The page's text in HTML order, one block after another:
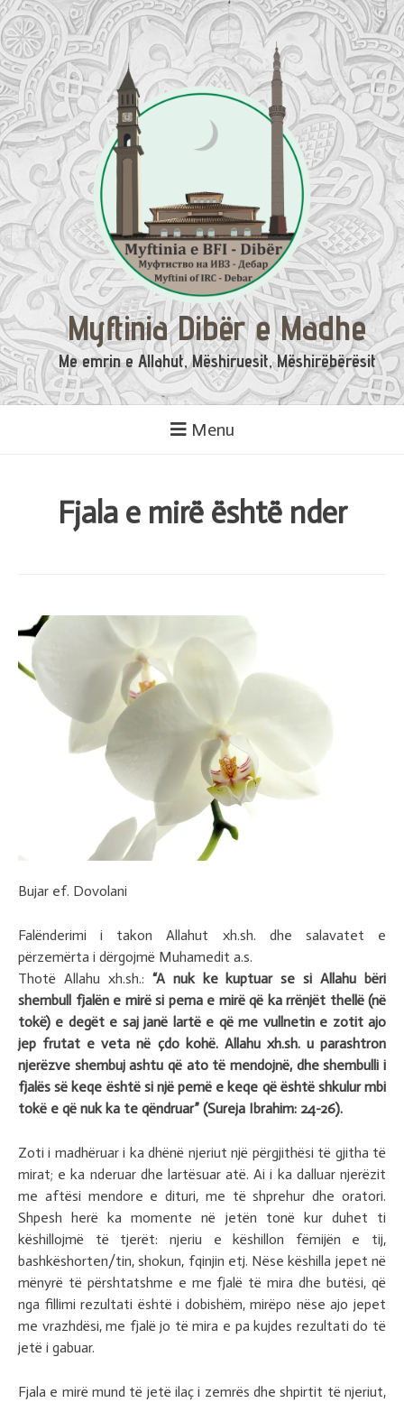
Skip
to
content
Myftinia Dibër e Madhe
Me emrin e Allahut, Mëshiruesit, Mëshirëbërësit
Menu
Fjala e mirë është nder
Bujar ef. Dovolani
Falënderimi i takon Allahut xh.sh. dhe salavatet e
përzemërta i dërgojmë Muhamedit a.s.
Thotë Allahu xh.sh.: “A nuk ke kuptuar se si Allahu bëri
shembull fjalën e mirë si pema e mirë që ka rrënjët thellë (në
tokë) e degët e saj janë lartë e që me vullnetin e zotit ajo
jep frutat e veta në çdo kohë.Allahu xh.sh. u parashtron
njerëzve shembuj ashtu që ato të mendojnë, dhe shembulli i
fjalës së keqe është si një pemë e keqe që është shkulur mbi
tokë e që nuk ka te qëndruar” (Sureja Ibrahim: 24-26).
Zoti i madhëruar i ka dhënë njeriut një përgjithësi të gjitha të
mirat; e ka nderuar dhe lartësuar atë. Ai i ka dalluar njerëzit
me aftësi mendore e dituri, me të shprehur dhe oratori.
Shpesh herë ka momente në jetën tonë kur duhet ti
këshillojmë të tjerët: njeriu e këshillon fëmijën e tij,
bashkëshorten/tin, shokun, fqinjin etj. Nëse këshilla jepet në
mënyrë të përshtatshme e me fjalë të mira dhe butësi, që
nga fillimi rezultati është i dobishëm, mirëpo nëse ajo jepet
me vrazhdësi, me fjalë jo të mira e pa kujdes rezultati do të
jetë i gabuar.
Fjala e mirë mund të jetë ilaç i zemrës dhe shpirtit të njeriut,